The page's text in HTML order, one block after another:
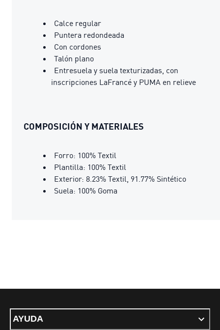
Calce regular
Puntera redondeada
Con cordones
Talón plano
Entresuela y suela texturizadas, con
inscripciones LaFrancé y PUMA en relieve
COMPOSICIÓN Y MATERIALES
Forro: 100% Textil
Plantilla: 100% Textil
Exterior: 8.23% Textil, 91.77% Sintético
Suela: 100% Goma
AYUDA